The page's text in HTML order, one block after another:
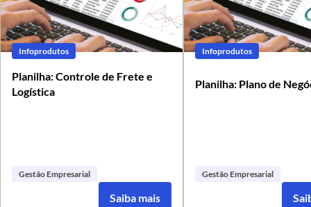
Infoprodutos
Planilha: Controle de Frete e
Logística
Gestão Empresarial
Saiba mais
Infoprodutos
Planilha: Plano de
Gestão Empresarial